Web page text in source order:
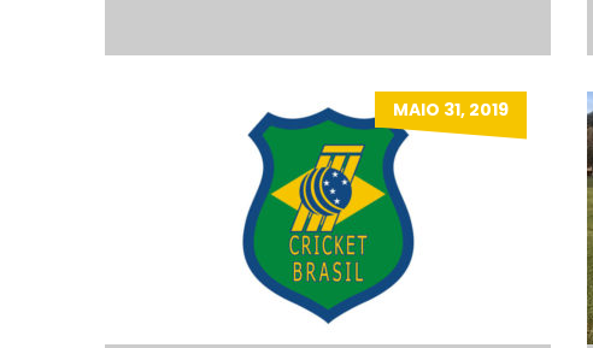
MAIO 31, 2019